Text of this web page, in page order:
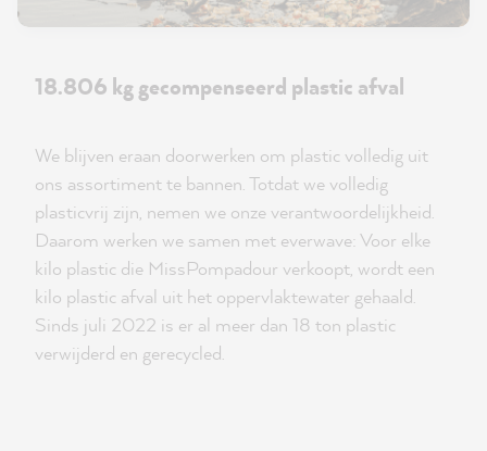
18.806 kg gecompenseerd plastic afval
We blijven eraan doorwerken om plastic volledig uit
ons assortiment te bannen. Totdat we volledig
plasticvrij zijn, nemen we onze verantwoordelijkheid.
Daarom werken we samen met everwave: Voor elke
kilo plastic die MissPompadour verkoopt, wordt een
kilo plastic afval uit het oppervlaktewater gehaald.
Sinds juli 2022 is er al meer dan 18 ton plastic
verwijderd en gerecycled.